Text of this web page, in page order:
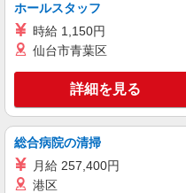
ホールスタッフ
時給 1,150円
仙台市青葉区
詳細を見る
総合病院の清掃
月給 257,400円
港区